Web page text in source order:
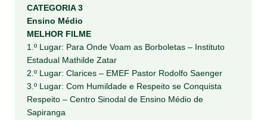
CATEGORIA 3
Ensino Médio
MELHOR FILME
1.º Lugar: Para Onde Voam as Borboletas – Instituto
Estadual Mathilde Zatar
2.º Lugar: Clarices – EMEF Pastor Rodolfo Saenger
3.º Lugar: Com Humildade e Respeito se Conquista
Respeito – Centro Sinodal de Ensino Médio de
Sapiranga